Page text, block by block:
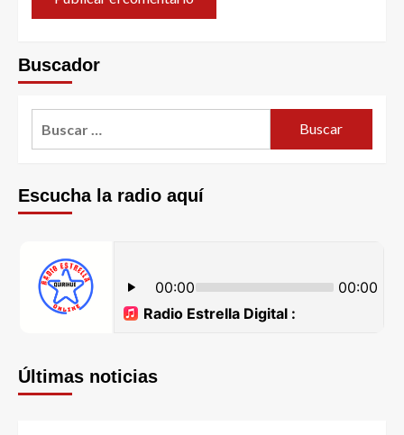
Buscador
Escucha la radio aquí
Últimas noticias